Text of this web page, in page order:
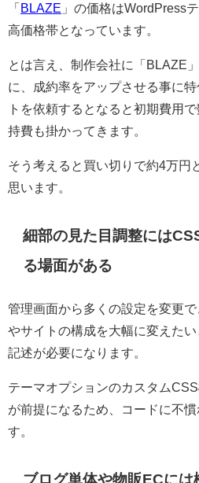
「 BLAZE 」の価格はWordPress
高価格帯となっています。
とは言え、制作会社に「BLAZE
に、成約率をアップさせる事に
トを依頼するとなると初期費用
持費も掛かってきます。
そう考えると買い切りで約4万円
思います。
細部の見た目調整には
る場面がある
管理画面から多くの設定を変更
やサイトの構成を大幅に変えた
記述が必要になります。
テーマオプションのカスタム
が前提になるため、コードに不
す。
ブログ単体や物販ECには